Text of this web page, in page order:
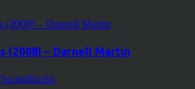
(2008) – Darnell Martin
Soundtracks